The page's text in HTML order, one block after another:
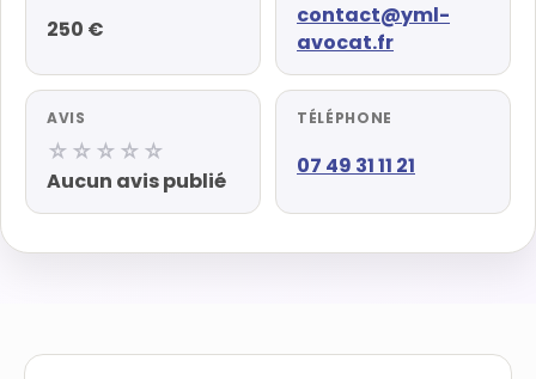
250 €
contact@yml-
avocat.fr
AVIS
☆☆☆☆☆
Aucun avis publié
TÉLÉPHONE
07 49 31 11 21